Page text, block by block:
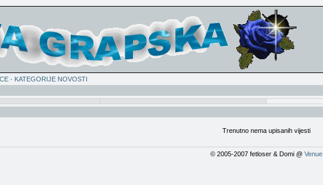
· KATEGORIJE NOVOSTI
Trenutno nema upisanih vijesti
© 2005-2007 fetloser & Domi @ Venue